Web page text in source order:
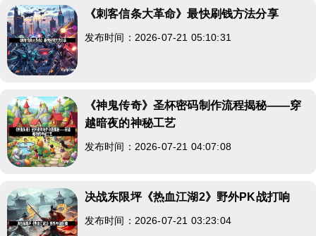
《刺客信条大革命》最快刷钱方法分享
发布时间：2026-07-21 05:10:31
《神鬼传奇》圣杯密码制作流程揭秘——穿
越暗夜的神秘工艺
发布时间：2026-07-21 04:07:08
决战东限坪《热血江湖2》野外PK战打响
发布时间：2026-07-21 03:23:04